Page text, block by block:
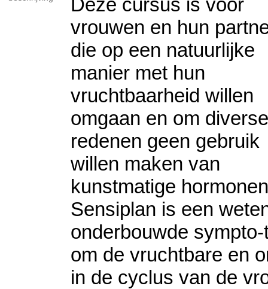
Deze cursus is voor
vrouwen en hun
die op een natuurlijke
manier met hun
vruchtbaarheid willen
omgaan en om diverse
redenen geen gebruik
willen maken van
kunstmatige
Sensiplan is een
onderbouwde
om de vruchtbare en
in de cyclus van de